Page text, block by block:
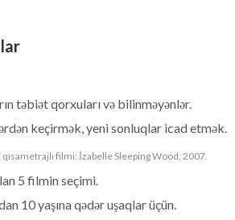
təbiət qorxuları və bilinməyənlər.
keçirmək, yeni sonluqlar icad etmək.
filmi: İzabelle Sleeping Wood, 2007.
5 filmin seçimi.
10 yaşına qədər uşaqlar üçün.